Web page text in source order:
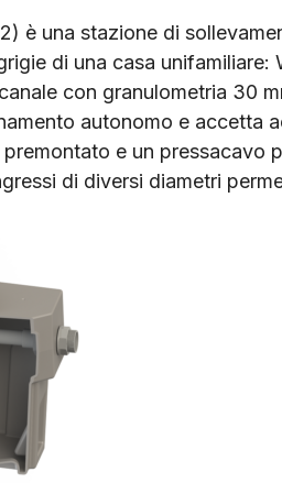
è una stazione di
di una casa
con granulometria 30
autonomo e accetta
e un pressacavo
di diversi diametri